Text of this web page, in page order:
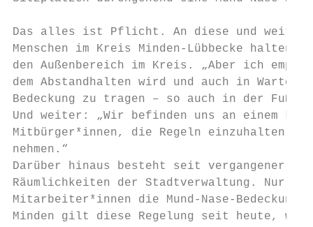
Das alles ist Pflicht. An diese und
Menschen im Kreis Minden-Lübbecke
den Außenbereich im Kreis. „Aber ich
dem Abstandhalten wird und auch in
Bedeckung zu tragen – so auch in der
Und weiter: „Wir befinden uns an einem
Mitbürger*innen, die Regeln einzuhalten,
nehmen.“
Darüber hinaus besteht seit vergangener
Räumlichkeiten der Stadtverwaltung. Nur
Mitarbeiter*innen die Mund-Nase-
Minden gilt diese Regelung seit heute, wie